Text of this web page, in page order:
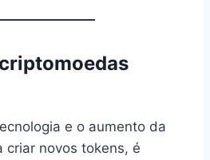
e o aumento da
criar novos tokens, é